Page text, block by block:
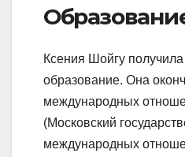
Ксения Шойгу
образование. Она
международных
(Московский
международных